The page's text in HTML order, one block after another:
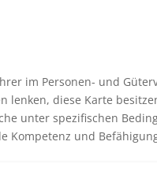
im Personen- und
lenken, diese Karte
unter spezifischen
und